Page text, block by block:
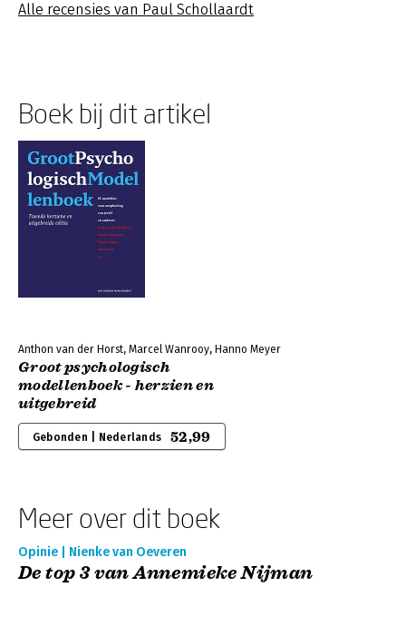
Alle recensies van Paul Schollaardt
Boek bij dit artikel
Anthon van der Horst, Marcel Wanrooy, Hanno Meyer
Groot psychologisch
modellenboek - herzien en
uitgebreid
Gebonden | Nederlands 52,99
Meer over dit boek
Opinie | Nienke van Oeveren
De top 3 van Annemieke Nijman